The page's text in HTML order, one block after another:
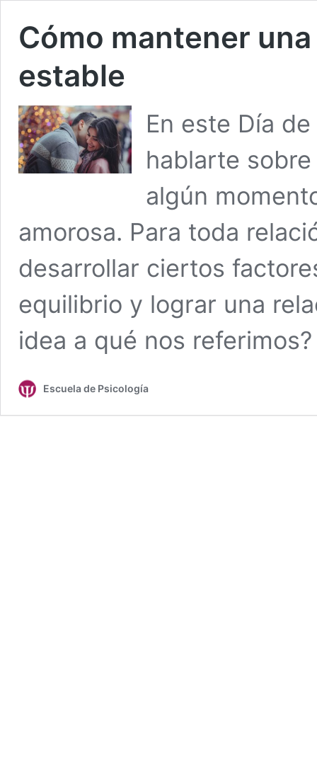
Cómo mantener
estable
En este Día
hablarte
algún
amorosa. Para toda
desarrollar ciertos
equilibrio y lograr una
idea a qué nos
Escuela de Psicología